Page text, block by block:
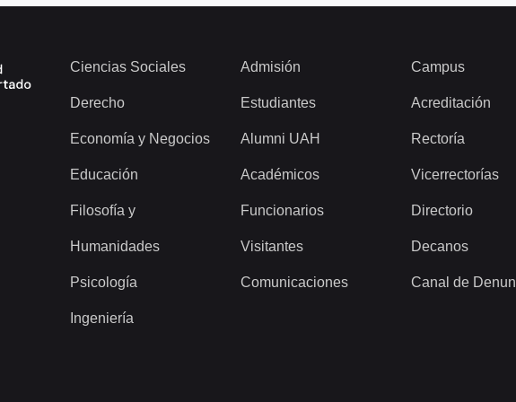
Ciencias Sociales
Derecho
Economía y Negocios
Educación
Filosofía y
Humanidades
Psicología
Ingeniería
Admisión
Estudiantes
Alumni UAH
Académicos
Funcionarios
Visitantes
Comunicaciones
Campus
Acreditación
Rectoría
Vicerrectorías
Directorio
Decanos
Canal de